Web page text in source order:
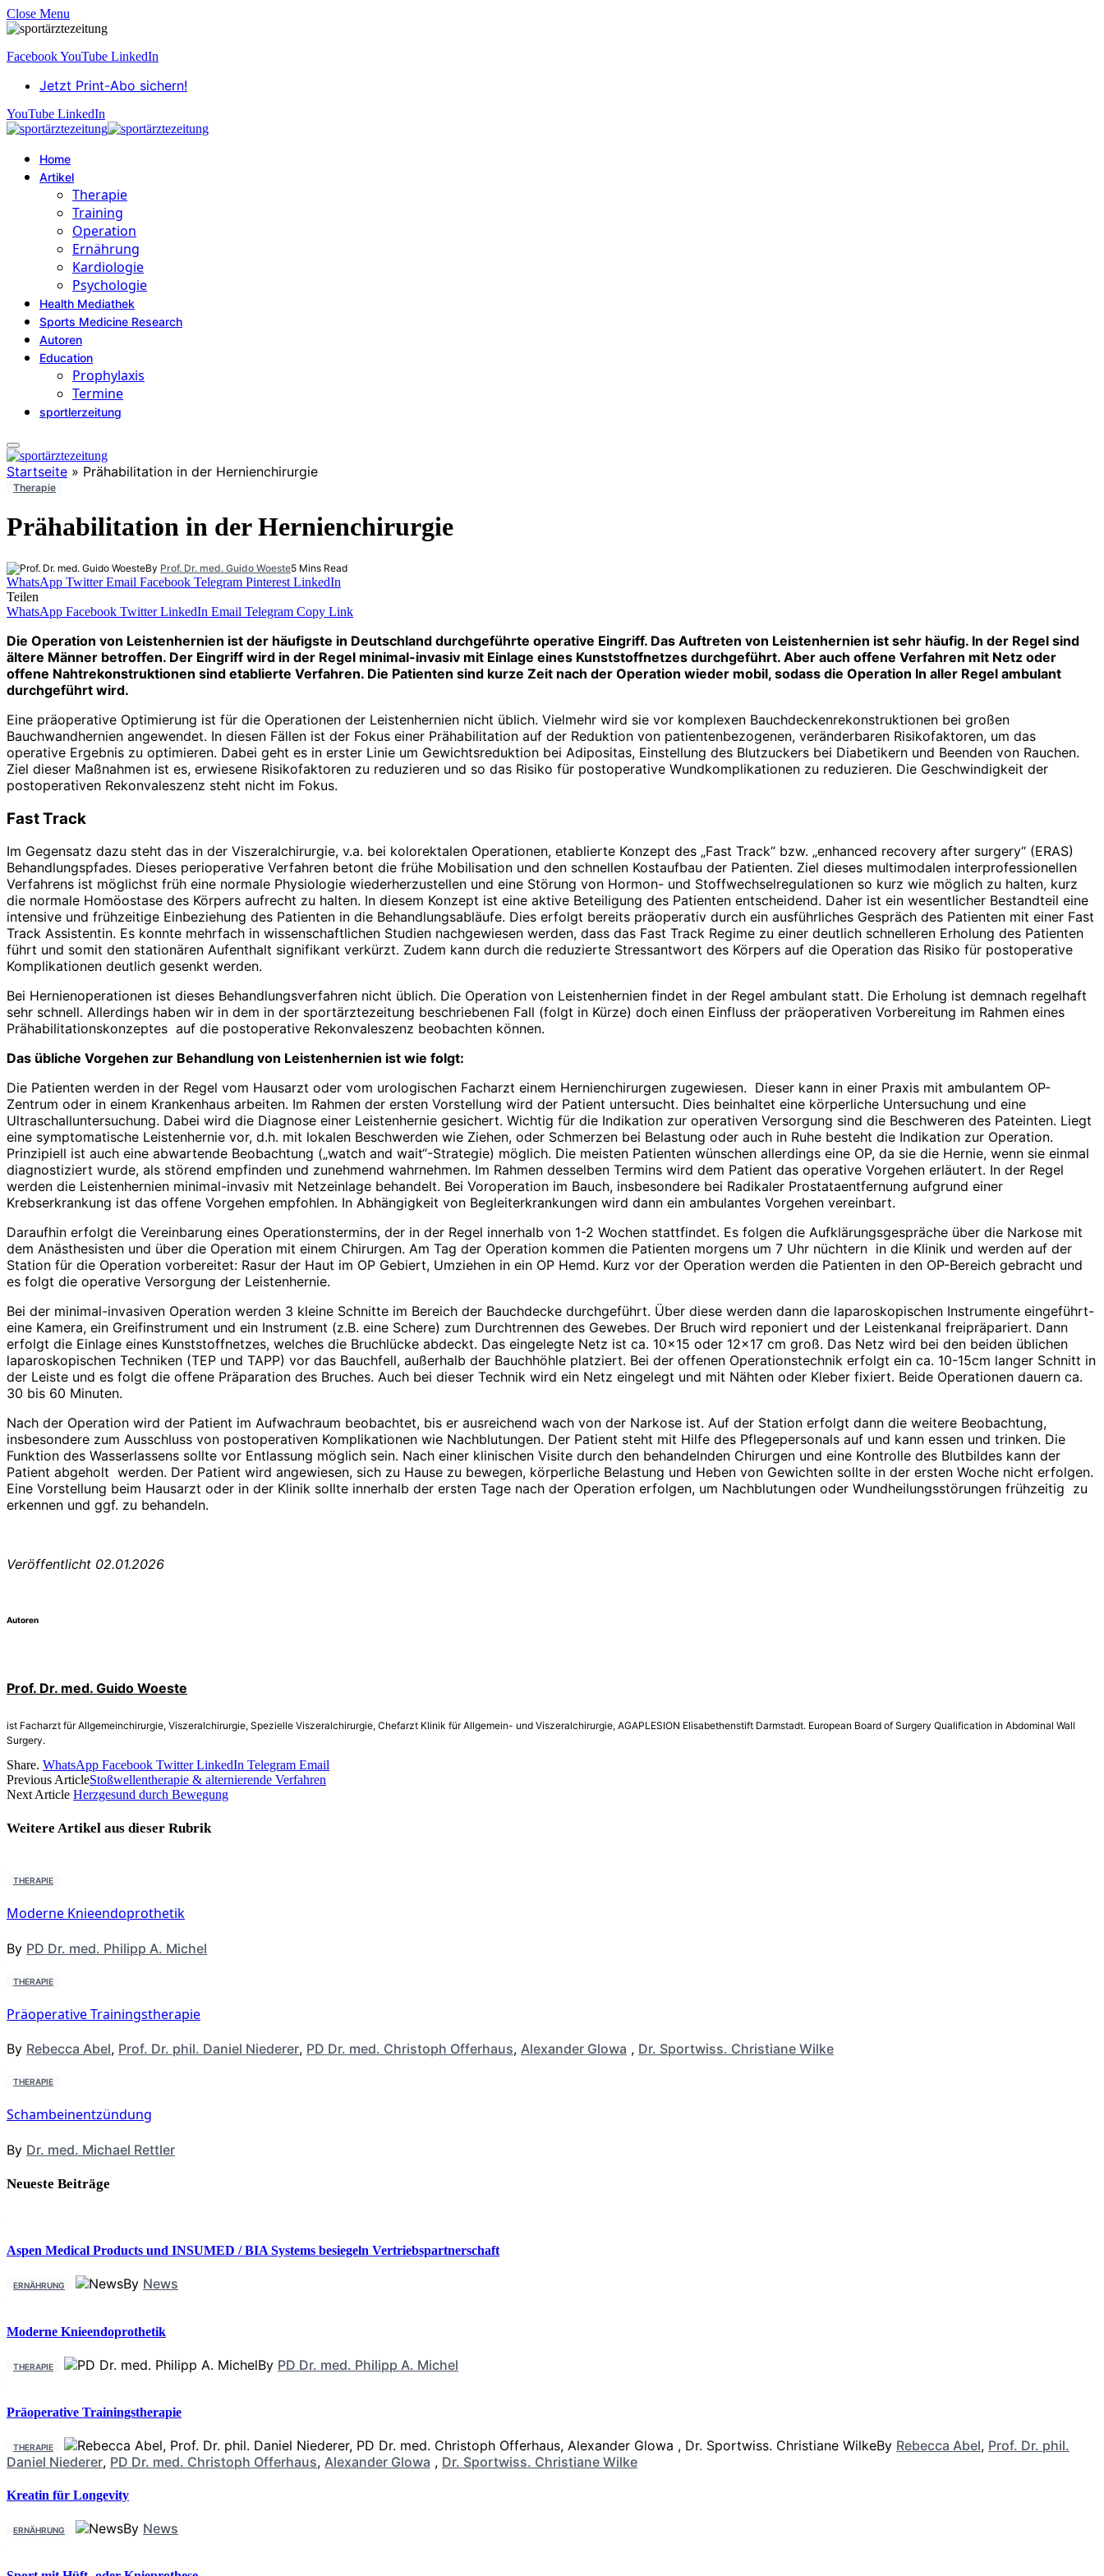
Close Menu
FacebookYouTube LinkedIn
Jetzt Print-Abo sichern!
YouTube LinkedIn
Home
Artikel
Therapie
Training
Operation
Ernährung
Kardiologie
Psychologie
Health Mediathek
Sports Medicine Research
Autoren
Education
Prophylaxis
Termine
sportlerzeitung
Startseite » Prähabilitation in der Hernienchirurgie
Therapie
Prähabilitation in der Hernienchirurgie
By Prof. Dr. med. Guido Woeste5 Mins Read
WhatsApp Twitter Email Facebook Telegram Pinterest LinkedIn
Teilen
WhatsApp Facebook Twitter LinkedIn Email Telegram Copy Link
Die Operation von Leistenhernien ist der häufigste in Deutschland durchgeführte operative Eingriff. Das Auftreten von Leistenhernien ist sehr häufig. In der Regel sind
ältere Männer betroffen. Der Eingriff wird in der Regel minimal-invasiv mit Einlage eines Kunststoffnetzes durchgeführt. Aber auch offene Verfahren mit Netz oder
offene Nahtrekonstruktionen sind etablierte Verfahren. Die Patienten sind kurze Zeit nach der Operation wieder mobil, sodass die Operation In aller Regel ambulant
durchgeführt wird.
Eine präoperative Optimierung ist für die Operationen der Leistenhernien nicht üblich. Vielmehr wird sie vor komplexen Bauchdeckenrekonstruktionen bei großen
Bauchwandhernien angewendet. In diesen Fällen ist der Fokus einer Prähabilitation auf der Reduktion von patientenbezogenen, veränderbaren Risikofaktoren, um das
operative Ergebnis zu optimieren. Dabei geht es in erster Linie um Gewichtsreduktion bei Adipositas, Einstellung des Blutzuckers bei Diabetikern und Beenden von Rauchen.
Ziel dieser Maßnahmen ist es, erwiesene Risikofaktoren zu reduzieren und so das Risiko für postoperative Wundkomplikationen zu reduzieren. Die Geschwindigkeit der
postoperativen Rekonvaleszenz steht nicht im Fokus.
Fast Track
Im Gegensatz dazu steht das in der Viszeralchirurgie, v.a. bei kolorektalen Operationen, etablierte Konzept des „Fast Track“ bzw. „enhanced recovery after surgery“ (ERAS)
Behandlungspfades. Dieses perioperative Verfahren betont die frühe Mobilisation und den schnellen Kostaufbau der Patienten. Ziel dieses multimodalen interprofessionellen
Verfahrens ist möglichst früh eine normale Physiologie wiederherzustellen und eine Störung von Hormon- und Stoffwechselregulationen so kurz wie möglich zu halten, kurz
die normale Homöostase des Körpers aufrecht zu halten. In diesem Konzept ist eine aktive Beteiligung des Patienten entscheidend. Daher ist ein wesentlicher Bestandteil eine
intensive und frühzeitige Einbeziehung des Patienten in die Behandlungsabläufe. Dies erfolgt bereits präoperativ durch ein ausführliches Gespräch des Patienten mit einer Fast
Track Assistentin. Es konnte mehrfach in wissenschaftlichen Studien nachgewiesen werden, dass das Fast Track Regime zu einer deutlich schnelleren Erholung des Patienten
führt und somit den stationären Aufenthalt signifikant verkürzt. Zudem kann durch die reduzierte Stressantwort des Körpers auf die Operation das Risiko für postoperative
Komplikationen deutlich gesenkt werden.
Bei Hernienoperationen ist dieses Behandlungsverfahren nicht üblich. Die Operation von Leistenhernien findet in der Regel ambulant statt. Die Erholung ist demnach regelhaft
sehr schnell. Allerdings haben wir in dem in der sportärztezeitung beschriebenen Fall (folgt in Kürze) doch einen Einfluss der präoperativen Vorbereitung im Rahmen eines
Prähabilitationskonzeptes auf die postoperative Rekonvaleszenz beobachten können.
Das übliche Vorgehen zur Behandlung von Leistenhernien ist wie folgt:
Die Patienten werden in der Regel vom Hausarzt oder vom urologischen Facharzt einem Hernienchirurgen zugewiesen. Dieser kann in einer Praxis mit ambulantem OP-
Zentrum oder in einem Krankenhaus arbeiten. Im Rahmen der ersten Vorstellung wird der Patient untersucht. Dies beinhaltet eine körperliche Untersuchung und eine
Ultraschalluntersuchung. Dabei wird die Diagnose einer Leistenhernie gesichert. Wichtig für die Indikation zur operativen Versorgung sind die Beschweren des Pateinten. Liegt
eine symptomatische Leistenhernie vor, d.h. mit lokalen Beschwerden wie Ziehen, oder Schmerzen bei Belastung oder auch in Ruhe besteht die Indikation zur Operation.
Prinzipiell ist auch eine abwartende Beobachtung („watch and wait“-Strategie) möglich. Die meisten Patienten wünschen allerdings eine OP, da sie die Hernie, wenn sie einmal
diagnostiziert wurde, als störend empfinden und zunehmend wahrnehmen. Im Rahmen desselben Termins wird dem Patient das operative Vorgehen erläutert. In der Regel
werden die Leistenhernien minimal-invasiv mit Netzeinlage behandelt. Bei Voroperation im Bauch, insbesondere bei Radikaler Prostataentfernung aufgrund einer
Krebserkrankung ist das offene Vorgehen empfohlen. In Abhängigkeit von Begleiterkrankungen wird dann ein ambulantes Vorgehen vereinbart.
Daraufhin erfolgt die Vereinbarung eines Operationstermins, der in der Regel innerhalb von 1-2 Wochen stattfindet. Es folgen die Aufklärungsgespräche über die Narkose mit
dem Anästhesisten und über die Operation mit einem Chirurgen. Am Tag der Operation kommen die Patienten morgens um 7 Uhr nüchtern in die Klinik und werden auf der
Station für die Operation vorbereitet: Rasur der Haut im OP Gebiert, Umziehen in ein OP Hemd. Kurz vor der Operation werden die Patienten in den OP-Bereich gebracht und
es folgt die operative Versorgung der Leistenhernie.
Bei der minimal-invasiven Operation werden 3 kleine Schnitte im Bereich der Bauchdecke durchgeführt. Über diese werden dann die laparoskopischen Instrumente eingeführt-
eine Kamera, ein Greifinstrument und ein Instrument (z.B. eine Schere) zum Durchtrennen des Gewebes. Der Bruch wird reponiert und der Leistenkanal freipräpariert. Dann
erfolgt die Einlage eines Kunststoffnetzes, welches die Bruchlücke abdeckt. Das eingelegte Netz ist ca. 10×15 oder 12×17 cm groß. Das Netz wird bei den beiden üblichen
laparoskopischen Techniken (TEP und TAPP) vor das Bauchfell, außerhalb der Bauchhöhle platziert. Bei der offenen Operationstechnik erfolgt ein ca. 10-15cm langer Schnitt in
der Leiste und es folgt die offene Präparation des Bruches. Auch bei dieser Technik wird ein Netz eingelegt und mit Nähten oder Kleber fixiert. Beide Operationen dauern ca.
30 bis 60 Minuten.
Nach der Operation wird der Patient im Aufwachraum beobachtet, bis er ausreichend wach von der Narkose ist. Auf der Station erfolgt dann die weitere Beobachtung,
insbesondere zum Ausschluss von postoperativen Komplikationen wie Nachblutungen. Der Patient steht mit Hilfe des Pflegepersonals auf und kann essen und trinken. Die
Funktion des Wasserlassens sollte vor Entlassung möglich sein. Nach einer klinischen Visite durch den behandelnden Chirurgen und eine Kontrolle des Blutbildes kann der
Patient abgeholt werden. Der Patient wird angewiesen, sich zu Hause zu bewegen, körperliche Belastung und Heben von Gewichten sollte in der ersten Woche nicht erfolgen.
Eine Vorstellung beim Hausarzt oder in der Klinik sollte innerhalb der ersten Tage nach der Operation erfolgen, um Nachblutungen oder Wundheilungsstörungen frühzeitig zu
erkennen und ggf. zu behandeln.
Veröffentlicht 02.01.2026
Autoren
Prof. Dr. med. Guido Woeste
ist Facharzt für Allgemeinchirurgie, Viszeralchirurgie, Spezielle Viszeralchirurgie, Chefarzt Klinik für Allgemein- und Viszeralchirurgie, AGAPLESION Elisabethenstift Darmstadt. European Board of Surgery Qualification in Abdominal Wall
Surgery.
Share. WhatsApp Facebook Twitter LinkedIn Telegram Email
Previous ArticleStoßwellentherapie & alternierende Verfahren
Next Article Herzgesund durch Bewegung
Weitere Artikel aus dieser Rubrik
THERAPIE
Moderne Knieendoprothetik
By PD Dr. med. Philipp A. Michel
THERAPIE
Präoperative Trainingstherapie
By Rebecca Abel, Prof. Dr. phil. Daniel Niederer, PD Dr. med. Christoph Offerhaus, Alexander Glowa , Dr. Sportwiss. Christiane Wilke
THERAPIE
Schambeinentzündung
By Dr. med. Michael Rettler
Neueste Beiträge
Aspen Medical Products und INSUMED / BIA Systems besiegeln Vertriebspartnerschaft
ERNÄHRUNG By News
Moderne Knieendoprothetik
THERAPIE By PD Dr. med. Philipp A. Michel
Präoperative Trainingstherapie
THERAPIE By Rebecca Abel, Prof. Dr. phil.
Daniel Niederer, PD Dr. med. Christoph Offerhaus, Alexander Glowa , Dr. Sportwiss. Christiane Wilke
Kreatin für Longevity
ERNÄHRUNG By News